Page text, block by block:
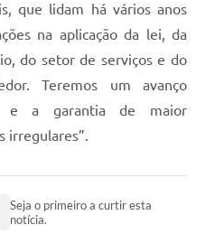
que lidam há vários anos
na aplicação da lei, da
do setor de serviços e do
Teremos um avanço
e a garantia de maior
irregulares”.
Seja o primeiro a curtir esta
notícia.